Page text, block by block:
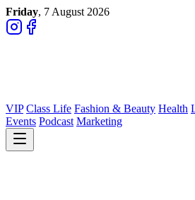
Friday, 7 August 2026
VIP Class Life Fashion & Beauty Health
Events Podcast Marketing